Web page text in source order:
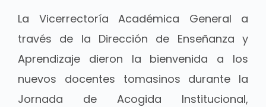
La Vicerrectoría Académica General a
través de la Dirección de Enseñanza y
Aprendizaje dieron la bienvenida a los
nuevos docentes tomasinos durante la
Jornada de Acogida Institucional,